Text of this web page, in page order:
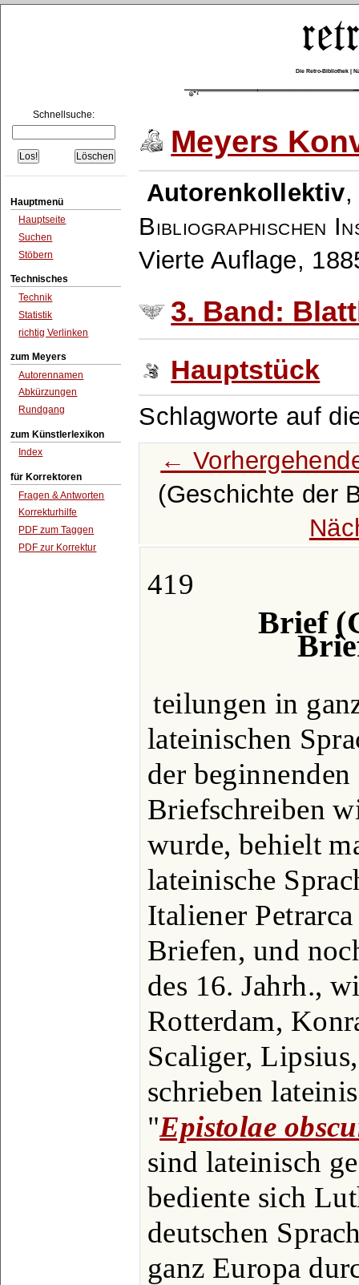
Die Retro-Bibliothek |
Schnellsuche:
Hauptmenü
Hauptseite
Suchen
Stöbern
Technisches
Technik
Statistik
richtig Verlinken
zum Meyers
Autorennamen
Abkürzungen
Rundgang
zum Künstlerlexikon
Index
für Korrektoren
Fragen & Antworten
Korrekturhilfe
PDF zum Taggen
PDF zur Korrektur
Meyers
Autorenkollektiv
Bibliographischen
Vierte Auflage,
3. Band:
Hauptstück
Schlagworte auf
←
(Geschichte der
419
Brief
teilungen in
lateinischen
der beginnenden
Briefschreiben
wurde, behielt
lateinische
Italiener
Briefen, und
des 16. Jahrh.,
Rotterdam,
Scaliger,
schrieben
"Epistolae
sind lateinisch
bediente sich
deutschen
ganz Europa